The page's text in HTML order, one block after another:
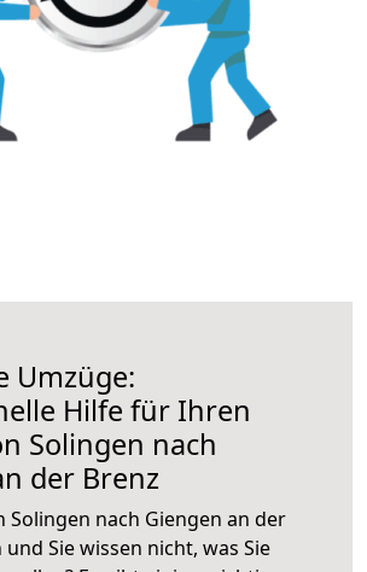
Umzüge:
Hilfe für Ihren
Solingen nach
der Brenz
Solingen nach Giengen an der
Sie wissen nicht, was Sie